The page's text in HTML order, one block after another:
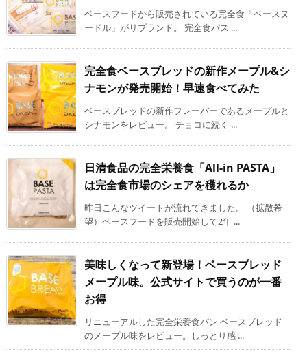
ベースフードから販売されている完全食「ベースヌ
ードル」がリブランド。 完全食パス ...
完全食ベースブレッドの新作メープル&シ
ナモンが発売開始！早速食べてみた
ベースブレッドの新作フレーバーであるメープルと
シナモンをレビュー。 チョコに続く ...
日清食品の完全栄養食「All-in PASTA」
は完全食市場のシェアを穫れるか
昨日こんなツイートが流れてきました。 （拡散希
望）ベースフードを販売開始して2年 ...
美味しくなって新登場！ベースブレッド
メープル味。公式サイトで買うのが一番
お得
リニューアルした完全栄養食パン ベースブレッド
のメープル味をレビュー。しっとり感 ...